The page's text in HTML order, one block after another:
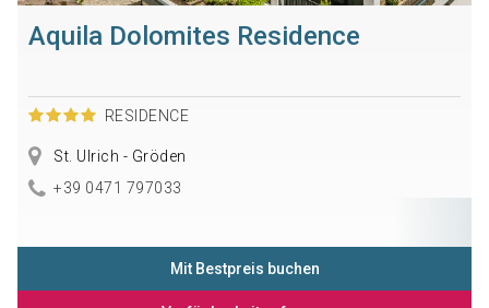
Aquila Dolomites Residence
RESIDENCE
St. Ulrich - Gröden
+39 0471 797033
Mit Bestpreis buchen